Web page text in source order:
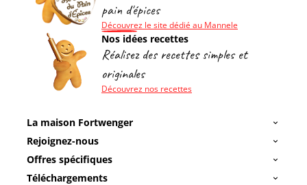
pain d'épices
Découvrez le site dédié au Mannele
Nos idées recettes
Réalisez des recettes simples et
originales
Découvrez nos recettes
La maison Fortwenger
Rejoignez-nous
Offres spécifiques
Téléchargements